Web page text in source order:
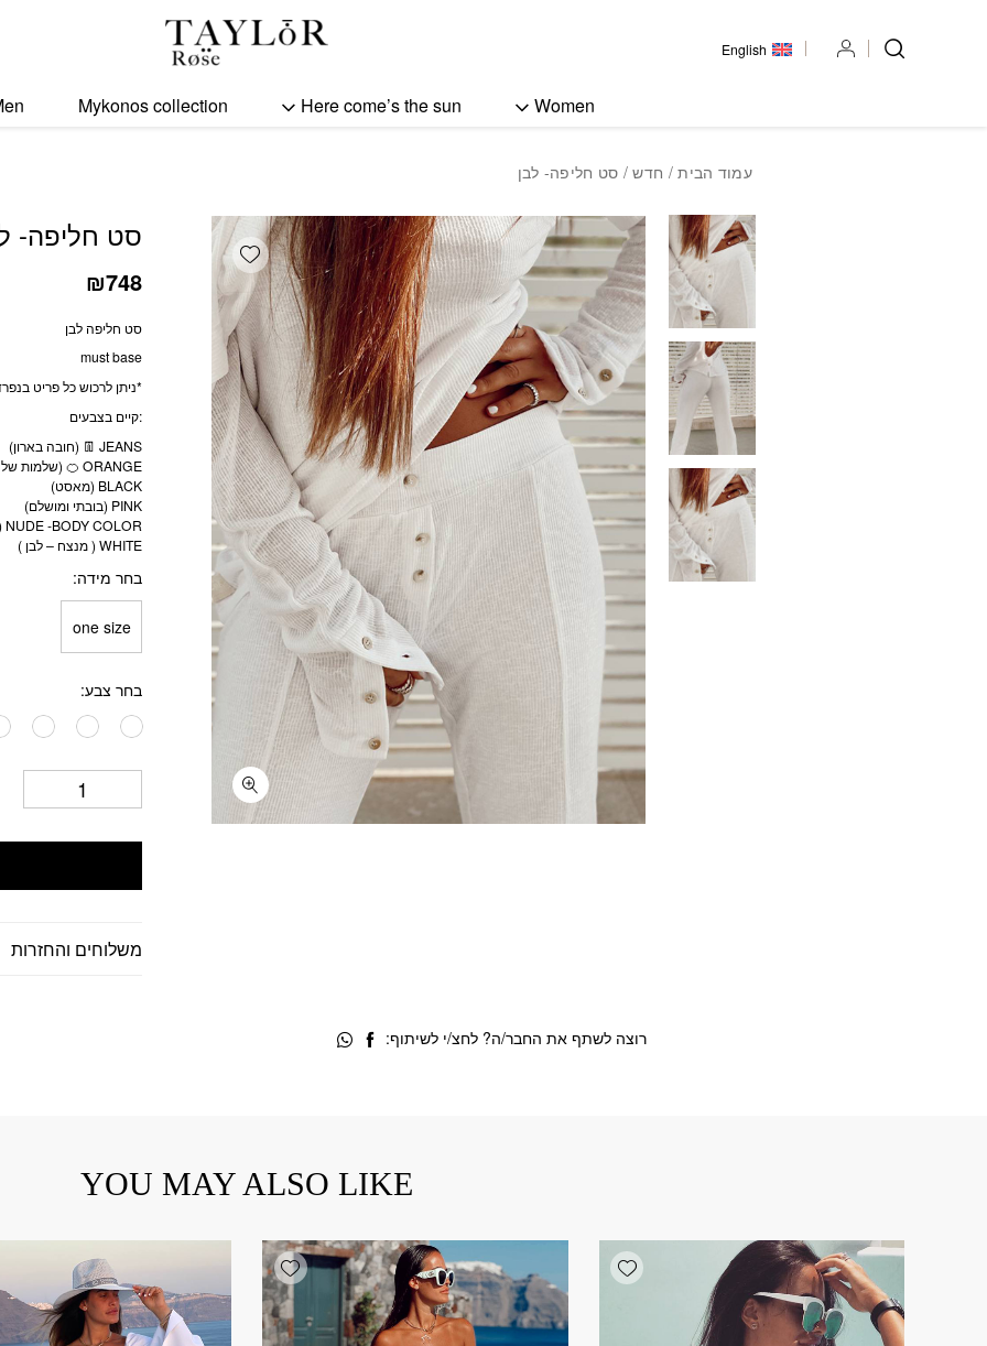
English
Women
Here come’s the sun
Mykonos collection
עמוד הבית/ חדש/ סט חליפה- לבן
סט חליפה-
₪748
סט חליפה לבן
must base
*ניתן לרכוש כל פריט
:קיים בצבעים
👖 (חובה בארון)
🍊(שלמות של
בחר מידה
one size
בחר צבע
משלוחים והחזרות
Add wishlist
רוצה לשתף את החבר/ה? לחצ/י לשיתוף:
YOU MAY ALSO LIKE
Add wishlist
Add wishlist